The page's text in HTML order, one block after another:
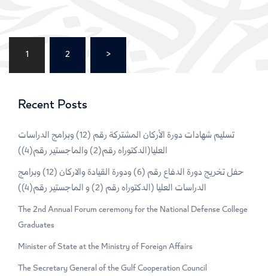
pagination
1 2 >
Recent Posts
تسليم شهادات دورة الأركان المشتركة رقم (12) وبرامج الدراسات
العليا(الدكتوراه رقم(2) والماجستير رقم(4))
حفل تخريج دورة الدفاع رقم (6) ودورة القيادة والاركان (12) وبرامج
الدراسات العليا (الدكتوراه رقم (2) و الماجستير رقم(4))
The 2nd Annual Forum ceremony for the National Defense College
Graduates
Minister of State at the Ministry of Foreign Affairs
The Secretary General of the Gulf Cooperation Council